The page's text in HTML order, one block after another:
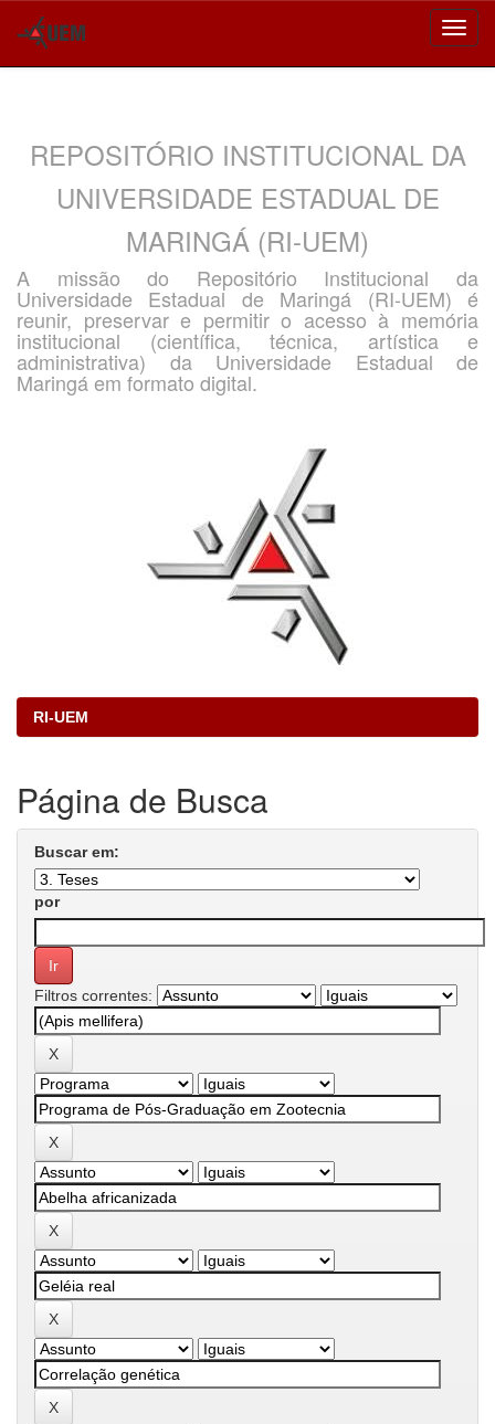
REPOSITÓRIO INSTITUCIONAL DA
UNIVERSIDADE ESTADUAL DE
MARINGÁ (RI-UEM)
A missão do Repositório Institucional da
Universidade Estadual de Maringá (RI-UEM) é
reunir, preservar e permitir o acesso à memória
institucional (científica, técnica, artística e
administrativa) da Universidade Estadual de
Maringá em formato digital.
RI-UEM
Página de Busca
Buscar em:
por
Filtros correntes: